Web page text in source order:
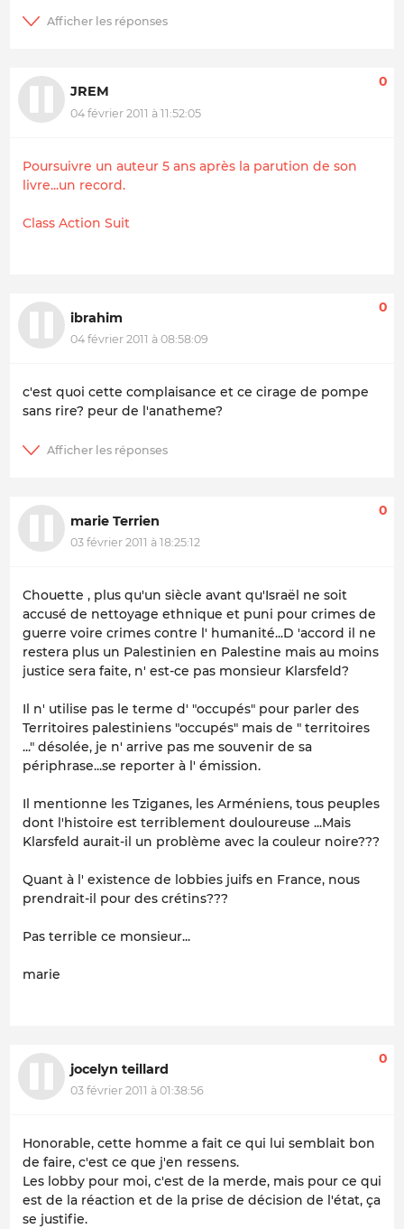
JREM
04 février 2011 à 11:52:05
0
Poursuivre un auteur 5 ans après la parution de son
livre...un record.
Class Action Suit
ibrahim
04 février 2011 à 08:58:09
0
c'est quoi cette complaisance et ce cirage de pompe
sans rire? peur de l'anatheme?
marie Terrien
03 février 2011 à 18:25:12
0
Chouette , plus qu'un siècle avant qu'Israël ne soit
accusé de nettoyage ethnique et puni pour crimes de
guerre voire crimes contre l' humanité...D 'accord il ne
restera plus un Palestinien en Palestine mais au moins
justice sera faite, n' est-ce pas monsieur Klarsfeld?
Il n' utilise pas le terme d' "occupés" pour parler des
Territoires palestiniens "occupés" mais de " territoires
..." désolée, je n' arrive pas me souvenir de sa
périphrase...se reporter à l' émission.
Il mentionne les Tziganes, les Arméniens, tous peuples
dont l'histoire est terriblement douloureuse ...Mais
Klarsfeld aurait-il un problème avec la couleur noire???
Quant à l' existence de lobbies juifs en France, nous
prendrait-il pour des crétins???
Pas terrible ce monsieur...
marie
jocelyn teillard
03 février 2011 à 01:38:56
0
Honorable, cette homme a fait ce qui lui semblait bon
de faire, c'est ce que j'en ressens.
Les lobby pour moi, c'est de la merde, mais pour ce qui
est de la réaction et de la prise de décision de l'état, ça
se justifie.